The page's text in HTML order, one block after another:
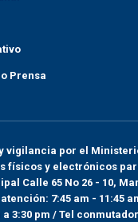
Prensa
vigilancia por el
físicos y electrónicos
Calle 65 No 26 - 10,
7:45 am - 11:45
3:30 pm / Tel conmutador